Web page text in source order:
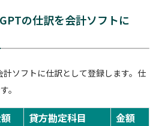
の仕訳を会計ソフトに
ソフトに仕訳として登録します。仕
。
貸方勘定科目 金額